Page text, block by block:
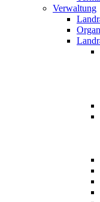
Verwaltung